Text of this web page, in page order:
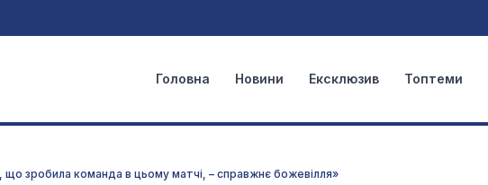
Головна Новини Ексклюзив Топтеми
що зробила команда в цьому матчі, – справжнє божевілля»